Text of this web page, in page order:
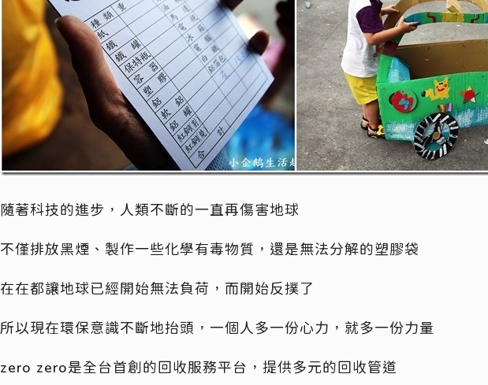
隨著科技的進步，人類不斷的一直再傷害地球
不僅排放黑煙、製作一些化學有毒物質，還是無法分解的塑膠袋
在在都讓地球已經開始無法負荷，而開始反撲了
所以現在環保意識不斷地抬頭，一個人多一份心力，就多一份力量
zero zero是全台首創的回收服務平台，提供多元的回收管道